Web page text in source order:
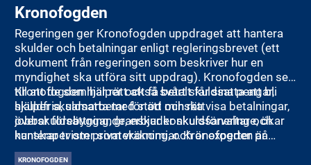
Kronofogden
Regeringen ger Kronofogden uppdraget att hantera
skulder och betalningar enligt regleringsbrevet (ett
dokument från regeringen som beskriver hur en
myndighet ska utföra sitt uppdrag). Kronofogden ser
till att de som har rätt att få betalt får sina pengar,
hjälper skuldsatta med stöd och rättvisa betalningar,
jobbar förebyggande, erbjuder skuldsanering och
hanterar tvister som vräkningar. Kronofogden är
neutrala i alla ärenden.
Kronofogden hjälper också svårt skuldsatta att bli
skuldfria, samarbetar för att minska
överskuldsättning, granskar konkursförvaltare, ökar
kunskaper om privatekonomi, och är experter på
skuldsättningens effekter.
KRONOFOGDEN